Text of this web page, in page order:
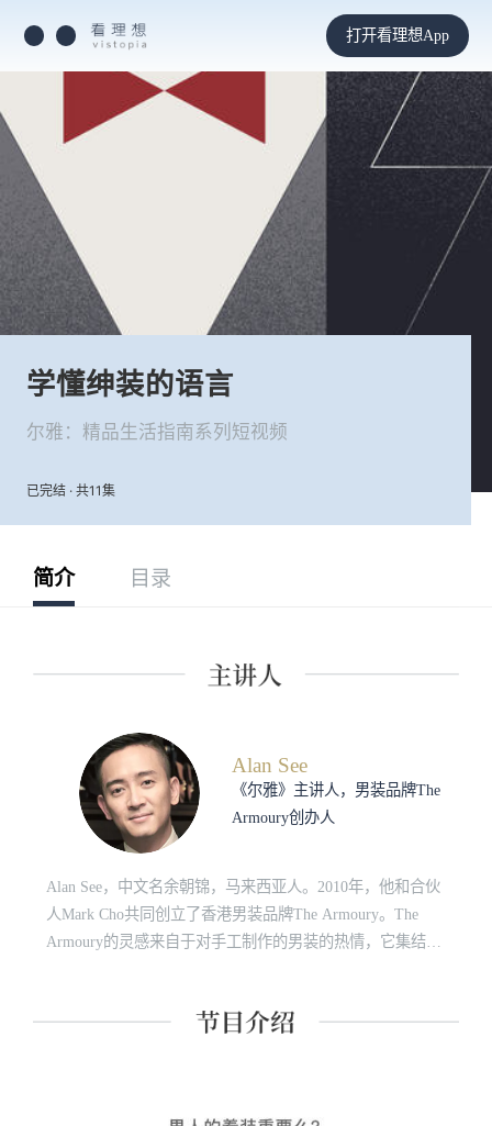
打开看理想App
学懂绅装的语言
尔雅：精品生活指南系列短视频
已完结 · 共11集
简介 目录
Alan See
《尔雅》主讲人，男装品牌The
Armoury创办人
Alan See，中文名余朝锦，马来西亚人。2010年，他和合伙
人Mark Cho共同创立了香港男装品牌The Armoury。The
Armoury的灵感来自于对手工制作的男装的热情，它集结了
厅。